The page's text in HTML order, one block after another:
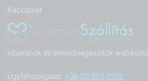
Kapcsolat
vitaminok és étrendkiegészítők
Ügyfélszolgálat: +36-20-593-0902